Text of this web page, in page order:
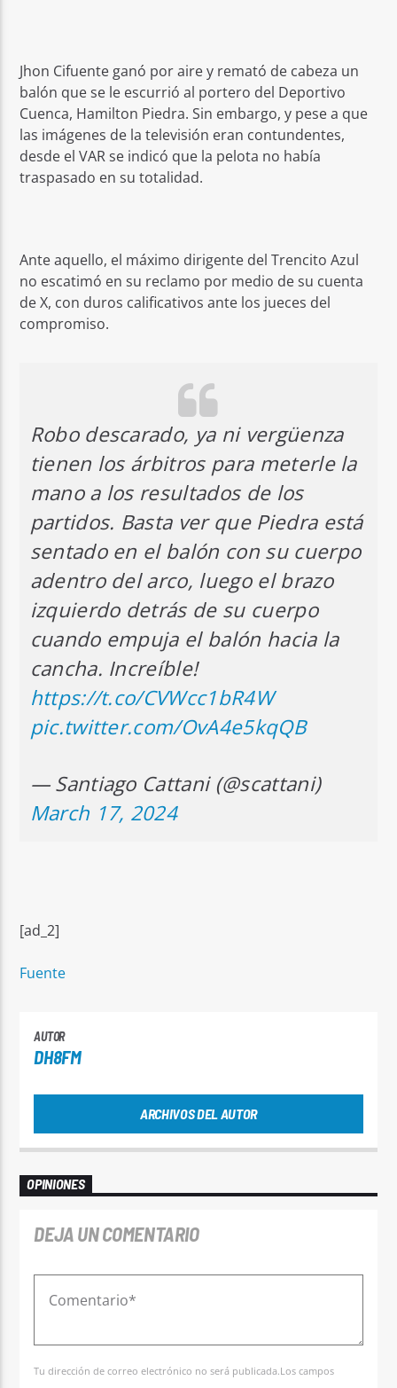
Jhon Cifuente ganó por aire y remató de cabeza un
balón que se le escurrió al portero del Deportivo
Cuenca, Hamilton Piedra. Sin embargo, y pese a que
las imágenes de la televisión eran contundentes,
desde el VAR se indicó que la pelota no había
traspasado en su totalidad.
Ante aquello, el máximo dirigente del Trencito Azul
no escatimó en su reclamo por medio de su cuenta
de X, con duros calificativos ante los jueces del
compromiso.
Robo descarado, ya ni vergüenza
tienen los árbitros para meterle la
mano a los resultados de los
partidos. Basta ver que Piedra está
sentado en el balón con su cuerpo
adentro del arco, luego el brazo
izquierdo detrás de su cuerpo
cuando empuja el balón hacia la
cancha. Increíble!
https://t.co/CVWcc1bR4W
pic.twitter.com/OvA4e5kqQB
— Santiago Cattani (@scattani)
March 17, 2024
[ad_2]
Fuente
AUTOR
DH8FM
ARCHIVOS DEL AUTOR
OPINIONES
DEJA UN COMENTARIO
Tu dirección de correo electrónico no será publicada.Los campos